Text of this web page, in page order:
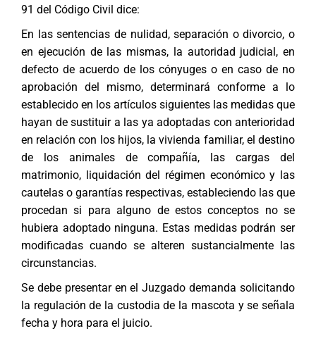
91 del Código Civil dice:
En las sentencias de nulidad, separación o divorcio, o
en ejecución de las mismas, la autoridad judicial, en
defecto de acuerdo de los cónyuges o en caso de no
aprobación del mismo, determinará conforme a lo
establecido en los artículos siguientes las medidas que
hayan de sustituir a las ya adoptadas con anterioridad
en relación con los hijos, la vivienda familiar, el destino
de los animales de compañía, las cargas del
matrimonio, liquidación del régimen económico y las
cautelas o garantías respectivas, estableciendo las que
procedan si para alguno de estos conceptos no se
hubiera adoptado ninguna. Estas medidas podrán ser
modificadas cuando se alteren sustancialmente las
circunstancias.
Se debe presentar en el Juzgado demanda solicitando
la regulación de la custodia de la mascota y se señala
fecha y hora para el juicio.